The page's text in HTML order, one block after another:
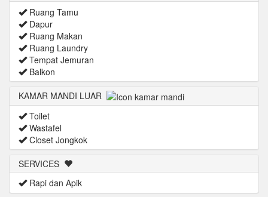
Ruang Tamu
Dapur
Ruang Makan
Ruang Laundry
Tempat Jemuran
Balkon
KAMAR MANDI LUAR
Toilet
Wastafel
Closet Jongkok
SERVICES
Rapi dan Apik